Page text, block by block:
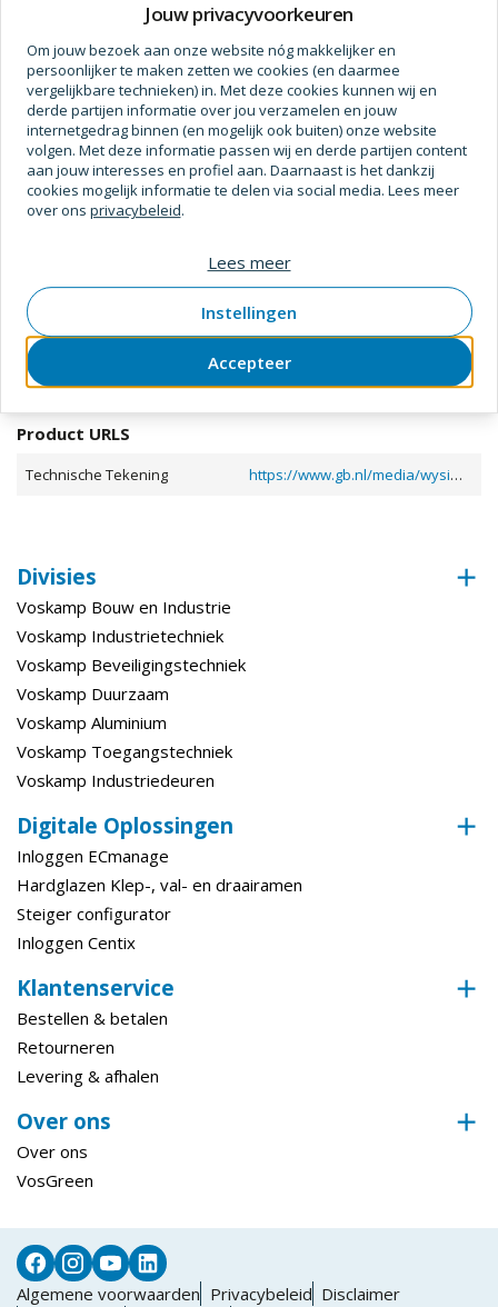
Specificaties
Afmetingen
Dikte 6 mm
Breedte 45 mm
Gewicht (Kg) 1,07 kg
Diameter (Pen) 16 mm
Dikte (Materiaal) 5 mm
Bewerking
Materiaal
(Oppervlaktebehandeling)
Verzinkt
Documenten en downloads
Product URLS
Technische Tekening https://www.gb.nl/media/wysiwyg/document/44309.PDF
Divisies
Voskamp Bouw en Industrie
Voskamp Industrietechniek
Voskamp Beveiligingstechniek
Voskamp Duurzaam
Voskamp Aluminium
Voskamp Toegangstechniek
Voskamp Industriedeuren
Digitale Oplossingen
Inloggen ECmanage
Hardglazen Klep-, val- en draairamen
Steiger configurator
Inloggen Centix
Klantenservice
Bestellen & betalen
Retourneren
Levering & afhalen
Over ons
Over ons
VosGreen
Algemene voorwaarden Privacybeleid Disclaimer
Jouw privacyvoorkeuren
Om jouw bezoek aan onze website nóg makkelijker en
persoonlijker te maken zetten we cookies (en daarmee
vergelijkbare technieken) in. Met deze cookies kunnen wij en
derde partijen informatie over jou verzamelen en jouw
internetgedrag binnen (en mogelijk ook buiten) onze website
volgen. Met deze informatie passen wij en derde partijen content
aan jouw interesses en profiel aan. Daarnaast is het dankzij
cookies mogelijk informatie te delen via social media. Lees meer
over ons privacybeleid.
Accepteer
Instellingen
Lees meer